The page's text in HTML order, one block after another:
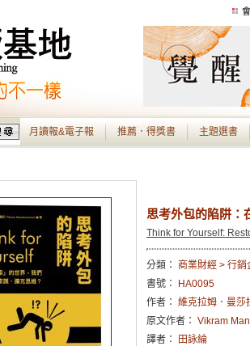
月讀報&電子報 推薦．得獎書 主題選書
思考外包的陷阱：
Think for Yourself:
分類： 商業財經 > 行銷
書號：
HA0095
作者： 維克拉姆．曼莎
原文作者： Vikram
譯者：
田詠綸